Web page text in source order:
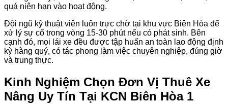
quá niên hạn vào hoạt động.
Đội ngũ kỹ thuật viên luôn trực chờ tại khu vực Biên Hòa để
xử lý sự cố trong vòng 15-30 phút nếu có phát sinh. Bên
cạnh đó, mọi lái xe đều được tập huấn an toàn lao động định
kỳ hàng quý, có tác phong làm việc chuyên nghiệp, đúng giờ
và trung thực.
Kinh Nghiệm Chọn Đơn Vị Thuê Xe
Nâng Uy Tín Tại KCN Biên Hòa 1